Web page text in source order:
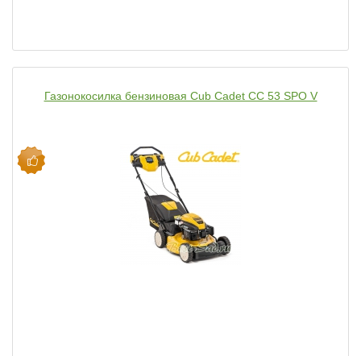
Газонокосилка бензиновая Cub Cadet CC 53 SPO V